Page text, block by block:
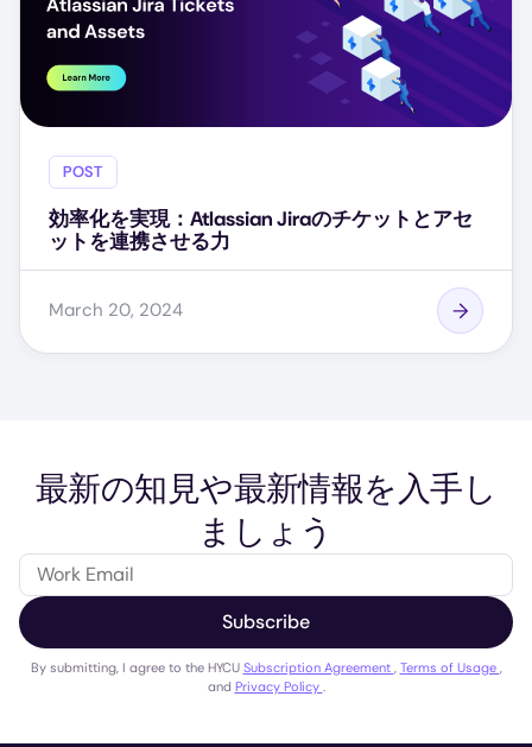
POST
効率化を実現：Atlassian Jiraのチケットとアセ
ットを連携させる力
March 20, 2024
最新の知見や最新情報を入手し
ましょう
Subscribe
By submitting, I agree to the HYCU Subscription Agreement , Terms of Usage ,
and Privacy Policy .